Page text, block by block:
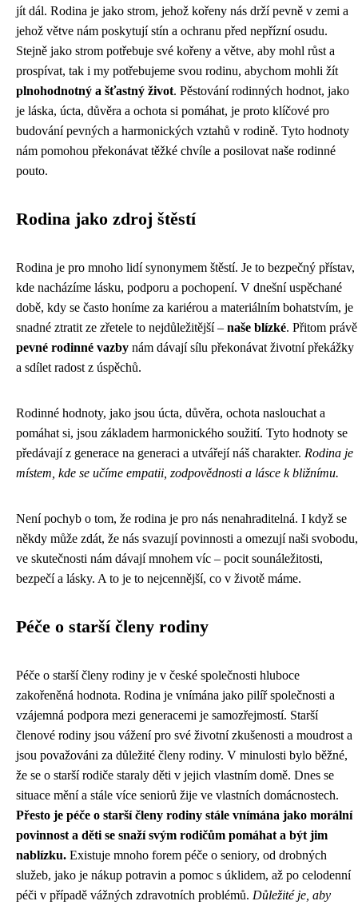
jít dál. Rodina je jako strom, jehož kořeny nás drží pevně v zemi a
jehož větve nám poskytují stín a ochranu před nepřízní osudu.
Stejně jako strom potřebuje své kořeny a větve, aby mohl růst a
prospívat, tak i my potřebujeme svou rodinu, abychom mohli žít
plnohodnotný a šťastný život. Pěstování rodinných hodnot, jako
je láska, úcta, důvěra a ochota si pomáhat, je proto klíčové pro
budování pevných a harmonických vztahů v rodině. Tyto hodnoty
nám pomohou překonávat těžké chvíle a posilovat naše rodinné
pouto.
Rodina jako zdroj štěstí
Rodina je pro mnoho lidí synonymem štěstí. Je to bezpečný přístav,
kde nacházíme lásku, podporu a pochopení. V dnešní uspěchané
době, kdy se často honíme za kariérou a materiálním bohatstvím, je
snadné ztratit ze zřetele to nejdůležitější – naše blízké. Přitom právě
pevné rodinné vazby nám dávají sílu překonávat životní překážky
a sdílet radost z úspěchů.
Rodinné hodnoty, jako jsou úcta, důvěra, ochota naslouchat a
pomáhat si, jsou základem harmonického soužití. Tyto hodnoty se
předávají z generace na generaci a utvářejí náš charakter. Rodina je
místem, kde se učíme empatii, zodpovědnosti a lásce k bližnímu.
Není pochyb o tom, že rodina je pro nás nenahraditelná. I když se
někdy může zdát, že nás svazují povinnosti a omezují naši svobodu,
ve skutečnosti nám dávají mnohem víc – pocit sounáležitosti,
bezpečí a lásky. A to je to nejcennější, co v životě máme.
Péče o starší členy rodiny
Péče o starší členy rodiny je v české společnosti hluboce
zakořeněná hodnota. Rodina je vnímána jako pilíř společnosti a
vzájemná podpora mezi generacemi je samozřejmostí. Starší
členové rodiny jsou vážení pro své životní zkušenosti a moudrost a
jsou považováni za důležité členy rodiny. V minulosti bylo běžné,
že se o starší rodiče staraly děti v jejich vlastním domě. Dnes se
situace mění a stále více seniorů žije ve vlastních domácnostech.
Přesto je péče o starší členy rodiny stále vnímána jako morální
povinnost a děti se snaží svým rodičům pomáhat a být jim
nablízku. Existuje mnoho forem péče o seniory, od drobných
služeb, jako je nákup potravin a pomoc s úklidem, až po celodenní
péči v případě vážných zdravotních problémů. Důležité je, aby